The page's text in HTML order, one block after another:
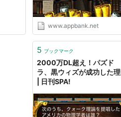
www.appbank.net
5 ブックマーク
2000万DL超え！パズド
ラ、黒ウィズが成功した
| 日刊SPA!